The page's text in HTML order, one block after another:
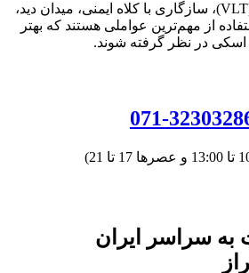
نوع لنز، میزان عبور نور (VLT)، سازگاری با کلاه ایمنی، میدان دید،
از مهم‌ترین عواملی هستند که بهتر
اسکی در نظر گرفته شوند.
32303286-
به سراسر ایران